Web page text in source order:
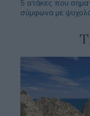
5 ατάκες που
σύμφωνα με